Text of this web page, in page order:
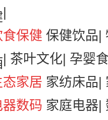
|
食保健 保健饮品|
| 茶叶文化| 孕婴
态家居 家纺床品|
器数码 家庭电器|